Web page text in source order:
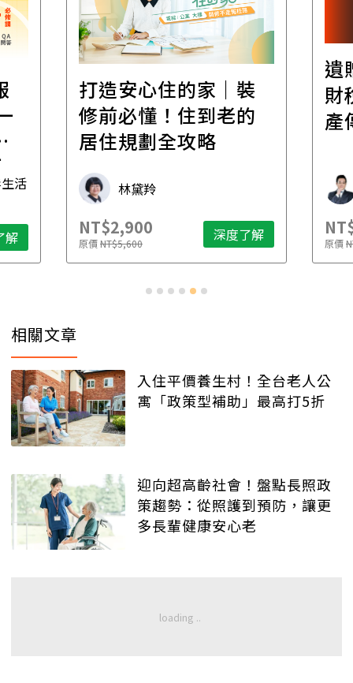
活
解
打造安心住的家｜裝
修前必懂！住到老的
居住規劃全攻略
林黛羚
NT$2,900
原價NT$5,600 深度了解
遺
財
產
原價
相關文章
入住平價養生村！全台老人公
寓「政策型補助」最高打5折
迎向超高齡社會！盤點長照政
策趨勢：從照護到預防，讓更
多長輩健康安心老